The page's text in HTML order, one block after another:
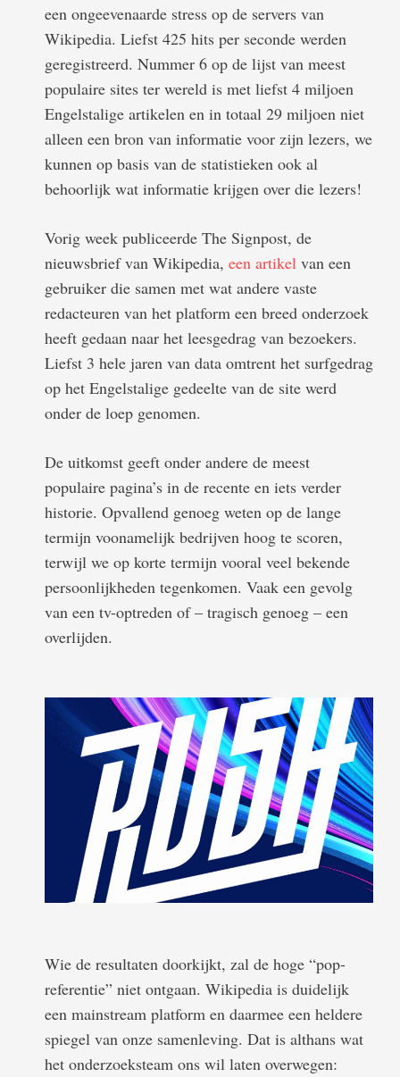
een ongeevenaarde stress op de servers van
Wikipedia. Liefst 425 hits per seconde werden
geregistreerd. Nummer 6 op de lijst van meest
populaire sites ter wereld is met liefst 4 miljoen
Engelstalige artikelen en in totaal 29 miljoen niet
alleen een bron van informatie voor zijn lezers, we
kunnen op basis van de statistieken ook al
behoorlijk wat informatie krijgen over die lezers!
Vorig week publiceerde The Signpost, de
nieuwsbrief van Wikipedia, een artikel van een
gebruiker die samen met wat andere vaste
redacteuren van het platform een breed onderzoek
heeft gedaan naar het leesgedrag van bezoekers.
Liefst 3 hele jaren van data omtrent het surfgedrag
op het Engelstalige gedeelte van de site werd
onder de loep genomen.
De uitkomst geeft onder andere de meest
populaire pagina’s in de recente en iets verder
historie. Opvallend genoeg weten op de lange
termijn voonamelijk bedrijven hoog te scoren,
terwijl we op korte termijn vooral veel bekende
persoonlijkheden tegenkomen. Vaak een gevolg
van een tv-optreden of – tragisch genoeg – een
overlijden.
Wie de resultaten doorkijkt, zal de hoge “pop-
referentie” niet ontgaan. Wikipedia is duidelijk
een mainstream platform en daarmee een heldere
spiegel van onze samenleving. Dat is althans wat
het onderzoeksteam ons wil laten overwegen: